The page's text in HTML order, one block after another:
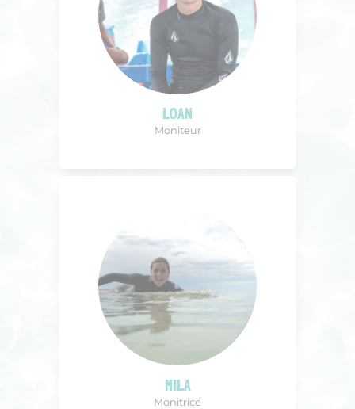
LOAN
Moniteur
MILA
Monitrice